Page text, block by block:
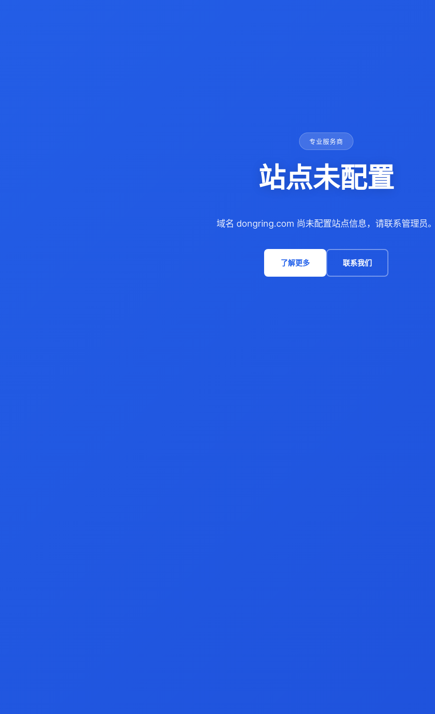
专业服务商
站点未配置
域名 dongring.com 尚未配置站点信息，请联系管理员
了解更多 联系我们